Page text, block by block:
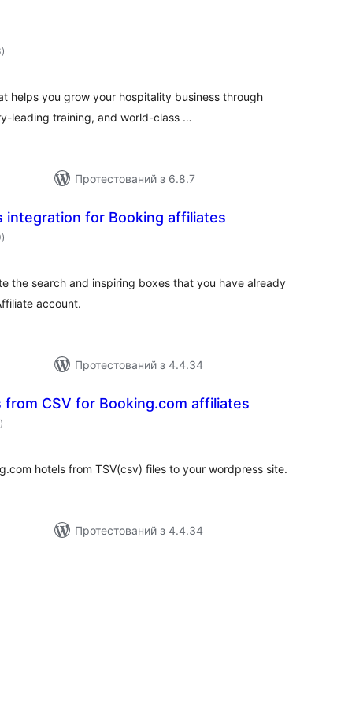
загальний
рейтинг
)
helps you grow your hospitality business through
leading training, and world-class …
Протестований з 6.8.7
integration for Booking affiliates
загальний
рейтинг
)
the search and inspiring boxes that you have already
account.
Протестований з 4.4.34
CSV for Booking.com affiliates
загальний
рейтинг
)
hotels from TSV(csv) files to your wordpress site.
Протестований з 4.4.34